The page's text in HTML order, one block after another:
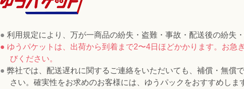
● 利用規定により、万が一商品の紛失・盗難・事故・配送後の紛失
● ゆうパケットは、出荷から到着まで2〜4日ほどかかります。お急
びください。
● 弊社では、配送遅れに関するご連絡をいただいても、補償・無償
さい。確実性をお求めのお客様には、ゆうパックをおすすめしま